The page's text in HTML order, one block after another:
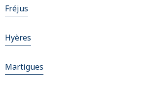
Fréjus
Hyères
Martigues